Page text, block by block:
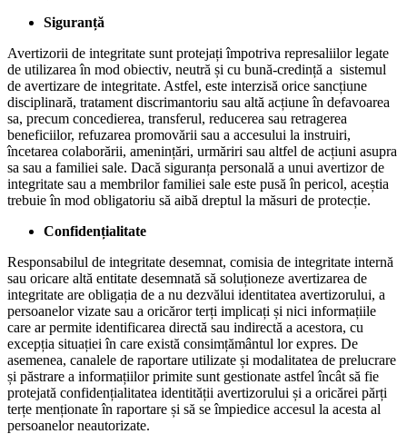
Siguranță
Avertizorii de integritate sunt protejați împotriva represaliilor legate
de utilizarea în mod obiectiv, neutră și cu bună-credință a sistemul
de avertizare de integritate. Astfel, este interzisă orice sancțiune
disciplinară, tratament discrimantoriu sau altă acțiune în defavoarea
sa, precum concedierea, transferul, reducerea sau retragerea
beneficiilor, refuzarea promovării sau a accesului la instruiri,
încetarea colaborării, amenințări, urmăriri sau altfel de acțiuni asupra
sa sau a familiei sale. Dacă siguranța personală a unui avertizor de
integritate sau a membrilor familiei sale este pusă în pericol, aceștia
trebuie în mod obligatoriu să aibă dreptul la măsuri de protecție.
Confidențialitate
Responsabilul de integritate desemnat, comisia de integritate internă
sau oricare altă entitate desemnată să soluționeze avertizarea de
integritate are obligația de a nu dezvălui identitatea avertizorului, a
persoanelor vizate sau a oricăror terți implicați și nici informațiile
care ar permite identificarea directă sau indirectă a acestora, cu
excepția situației în care există consimțământul lor expres. De
asemenea, canalele de raportare utilizate și modalitatea de prelucrare
și păstrare a informațiilor primite sunt gestionate astfel încât să fie
protejată confidențialitatea identității avertizorului și a oricărei părți
terțe menționate în raportare și să se împiedice accesul la acesta al
persoanelor neautorizate.